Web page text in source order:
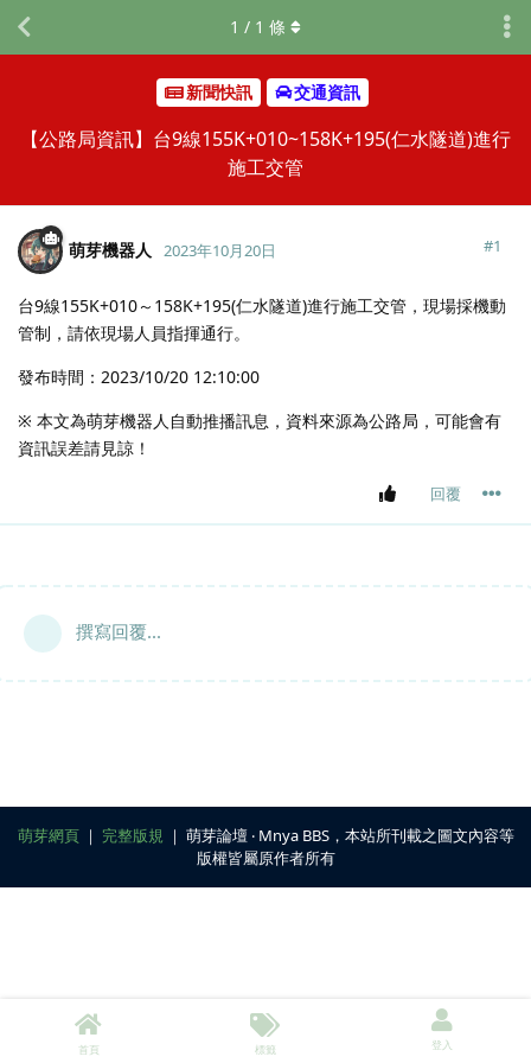
新聞快訊 交通資訊
【公路局資訊】台9線155K+010~158K+195(仁水隧道)進行
施工交管
1 / 1 條
萌芽機器人 2023年10月20日 #1
台9線155K+010～158K+195(仁水隧道)進行施工交管，現場採機動
管制，請依現場人員指揮通行。
發布時間：2023/10/20 12:10:00
※ 本文為萌芽機器人自動推播訊息，資料來源為公路局，可能會有
資訊誤差請見諒！
回覆
撰寫回覆...
萌芽網頁｜ 完整版規 ｜ 萌芽論壇 ‧ Mnya BBS，本站所刊載之圖文內容等
版權皆屬原作者所有
首頁 標籤 登入